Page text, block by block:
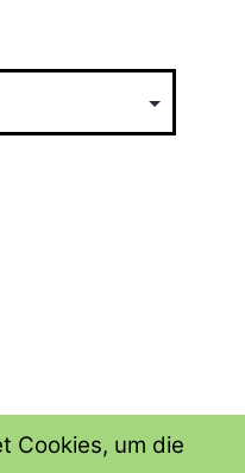
Cookies, um die